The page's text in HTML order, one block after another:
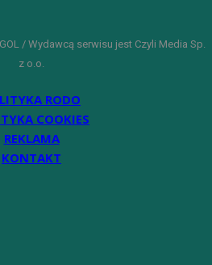
/ Wydawcą serwisu jest Czyli Media Sp.
z o.o.
RODO
COOKIES
REKLAMA
KONTAKT